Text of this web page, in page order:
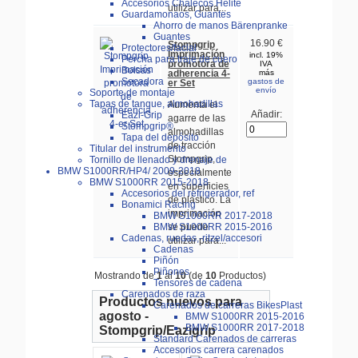
Accesorios Chalecos Helite
Guardamonaos, Guantes
Ahorro de manos Bärenpranke
Guantes
Protectores/facial
Percha para traje de cuero
Bolsas
Secadora
Soporte de montaje
Tapas de tanque, almohadillas
Eazi-Grip
Stompgrip®
Tapa del depósito
Titular del instrumento
Tornillo de llenado y drenaje de
BMW S1000RR/HP4/ 2009-2018
BMW S1000RR 2015-2018
Accesorios del refrigerador, ref
Bonamici Racing
BMW S1000RR 2017-2018
BMW S1000RR 2015-2016
Cadenas, ruedas,-ritzel/accesori
Cadenas
Piñón
Piñones
Tensores de cadena
Carenados de raza
Carenados de carreras BikesPlast
BMW S1000RR 2015-2016
BMW S1000RR 2017-2018
Standard Carenados de carreras
Accesorios carrera carenados
utilizar para...
Stompgrip
Imprimación
promotora de
adherencia 4-
er Set
Aumenta el
agarre de las
almohadillas
de tracción
Stompgrip,
especialmente
en superficies
de plástico. La
imprimación
se puede
utilizar para...
16.90 €
incl. 19%
IVA
más
gastos de
envío
Añadir:
Mostrando de1al10(de 10Productos)
Productos nuevos para
agosto -
Stompgrip/Eazigrip